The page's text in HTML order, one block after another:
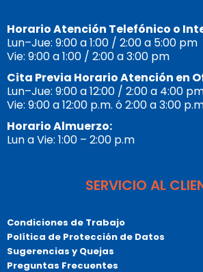
Horario Atención Telefónico o
Lun–Jue: 9:00 a 1:00 / 2:00 a 5:00 pm
Vie: 9:00 a 1:00 / 2:00 a 3:00 pm
Cita Previa Horario Atención en
Lun–Jue: 9:00 a 12:00 / 2:00 a 4:00
Vie: 9:00 a 12:00 p.m. ó 2:00 a 3:00
Horario Almuerzo:
Lun a Vie: 1:00 – 2:00 p.m
SERVICIO AL
Condiciones de Trabajo
Política de Protección de Datos
Sugerencias y Quejas
Preguntas Frecuentes